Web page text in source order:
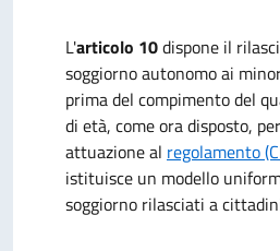
L'articolo 10dispone il
soggiorno autonomo ai
prima del compimento del
di età, come ora disposto,
attuazione al regolamento
istituisce un modello
soggiorno rilasciati a